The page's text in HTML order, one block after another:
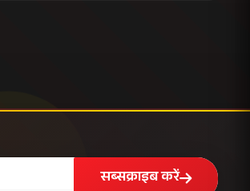
सब्सक्राइब करें